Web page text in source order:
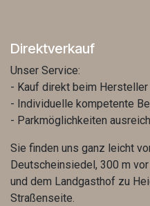
Direktverkauf
Unser Service:
- Kauf direkt beim Hersteller
- Individuelle kompetente
- Parkmöglichkeiten
Sie finden uns ganz leicht
Deutscheinsiedel, 300 m
und dem Landgasthof zu
Straßenseite.